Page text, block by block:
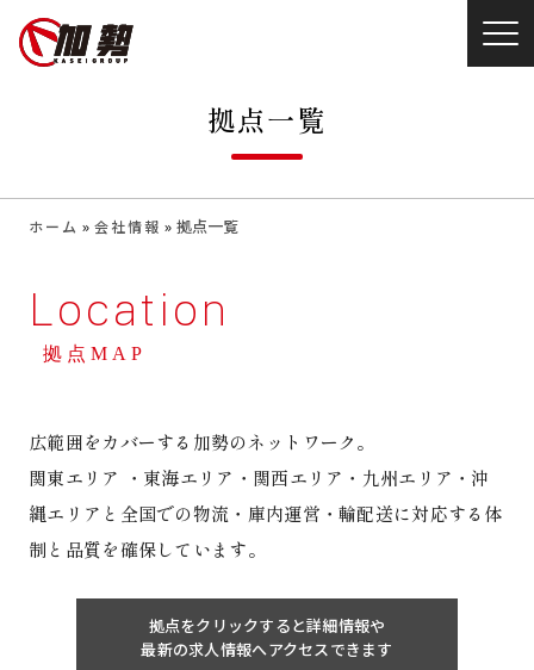
拠点一覧
ホーム » 会社情報 » 拠点一覧
Location
拠点MAP
広範囲をカバーする加勢のネットワーク。
関東エリア ・東海エリア・関西エリア・九州エリア・沖
縄エリアと全国での物流・庫内運営・輸配送に対応する体
制と品質を確保しています。
拠点をクリックすると詳細情報や
最新の求人情報へアクセスできます